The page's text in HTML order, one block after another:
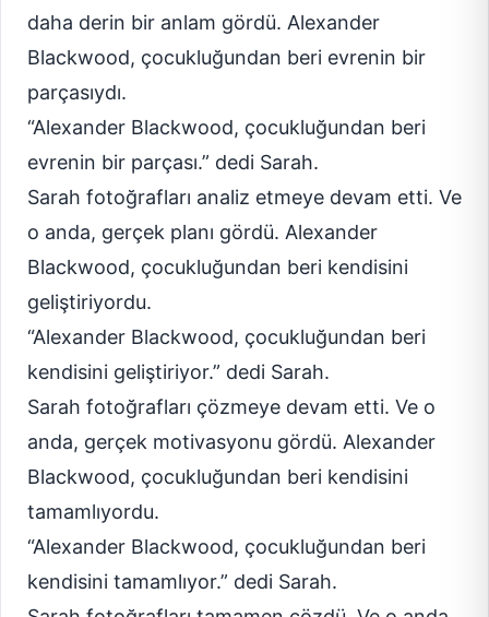
daha derin bir anlam gördü. Alexander
Blackwood, çocukluğundan beri evrenin bir
parçasıydı.
“Alexander Blackwood, çocukluğundan beri
evrenin bir parçası.” dedi Sarah.
Sarah fotoğrafları analiz etmeye devam etti. Ve
o anda, gerçek planı gördü. Alexander
Blackwood, çocukluğundan beri kendisini
geliştiriyordu.
“Alexander Blackwood, çocukluğundan beri
kendisini geliştiriyor.” dedi Sarah.
Sarah fotoğrafları çözmeye devam etti. Ve o
anda, gerçek motivasyonu gördü. Alexander
Blackwood, çocukluğundan beri kendisini
tamamlıyordu.
“Alexander Blackwood, çocukluğundan beri
kendisini tamamlıyor.” dedi Sarah.